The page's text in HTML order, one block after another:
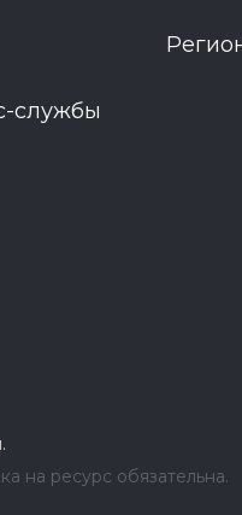
службы
на ресурс обязательна.